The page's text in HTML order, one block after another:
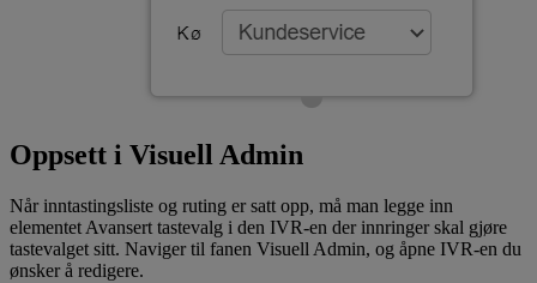
Oppsett i Visuell Admin
Når inntastingsliste og ruting er satt opp, må man legge inn
elementet Avansert tastevalg i den IVR-en der innringer skal gjøre
tastevalget sitt. Naviger til fanen Visuell Admin, og åpne IVR-en du
ønsker å redigere.